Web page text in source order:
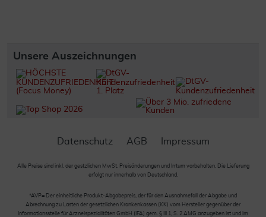
Unsere Auszeichnungen
Datenschutz AGB Impressum
Alle Preise sind inkl. der gestzlichen MwSt. Preisänderungen und Irrtum vorbehalten. Die Lieferung
erfolgt nur innerhalb von Deutschland.
*AVP= Der einheitliche Produkt-Abgabepreis, der für den Ausnahmefall der Abgabe und
Abrechnung zu Lasten der gesetzlichen Krankenkassen (KK) vom Hersteller gegenüber der
Informationsstelle für Arzneispezialitäten GmbH (IFA) gem. § III 1, S. 2 AMG anzugeben ist und im